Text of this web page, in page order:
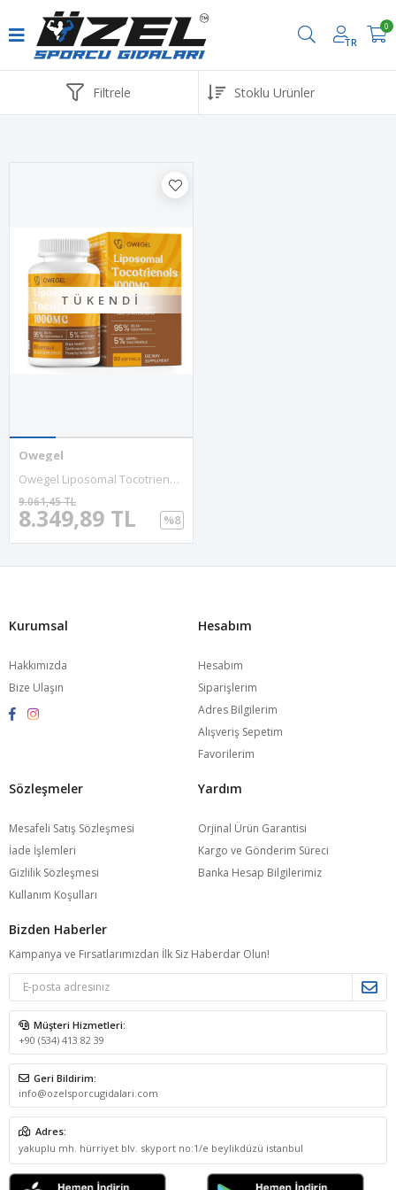
Havale ve EFT ödemelerinde %2 İndirim
TR
0
Filtrele
TÜKENDI
Owegel
Owegel Liposomal Tocotrienols 1000mg - High Bioavailability Vitamin E Tocotrienols,95% Delta & 5% Gamma Tocotrienol Cardiovascular,Skin,Bone,Antioxidant,60 Softgels 53.
8.349,89 TL
9.061,45 TL
%8
Kurumsal
Hakkımızda
Bize Ulaşın
Hesabım
Hesabım
Siparişlerim
Adres Bilgilerim
Alışveriş Sepetim
Favorilerim
Sözleşmeler
Mesafeli Satış Sözleşmesi
İade İşlemleri
Gizlilik Sözleşmesi
Kullanım Koşulları
Yardım
Orjinal Ürün Garantisi
Kargo ve Gönderim Süreci
Banka Hesap Bilgilerimiz
Bizden Haberler
Kampanya ve Fırsatlarımızdan İlk Siz Haberdar Olun!
Müşteri Hizmetleri:
+90 (534) 413 82 39
Geri Bildirim:
info@ozelsporcugidalari.com
Adres:
yakuplu mh. hürriyet blv. skyport no:1/e beylikdüzü istanbul